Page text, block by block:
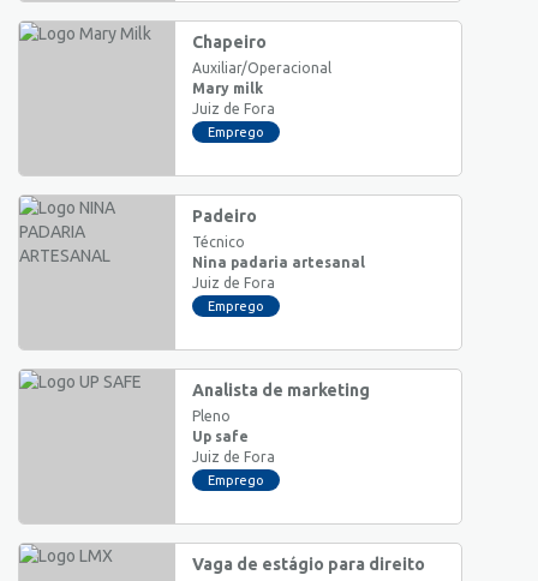
Chapeiro
Auxiliar/Operacional
Mary milk
Juiz de Fora
Emprego
Padeiro
Técnico
Nina padaria artesanal
Juiz de Fora
Emprego
Analista de marketing
Pleno
Up safe
Juiz de Fora
Emprego
Vaga de estágio para direito